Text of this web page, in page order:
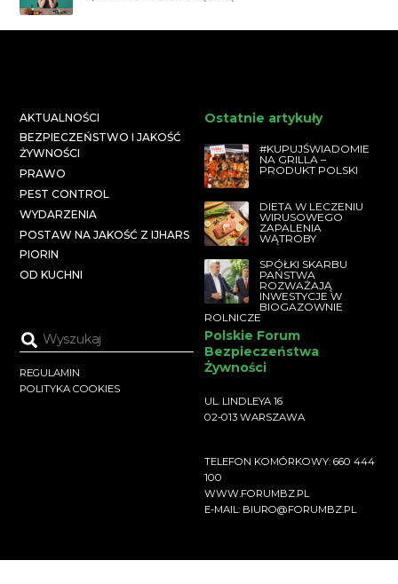
AKTUALNOŚCI
BEZPIECZEŃSTWO I JAKOŚĆ
ŻYWNOŚCI
PRAWO
PEST CONTROL
WYDARZENIA
POSTAW NA JAKOŚĆ Z IJHARS
PIORIN
OD KUCHNI
Ostatnie artykuły
#KUPUJŚWIADOMIE
NA GRILLA –
PRODUKT POLSKI
DIETA W LECZENIU
WIRUSOWEGO
ZAPALENIA
WĄTROBY
SPÓŁKI SKARBU
PAŃSTWA
ROZWAŻAJĄ
INWESTYCJE W
BIOGAZOWNIE
ROLNICZE
REGULAMIN
POLITYKA COOKIES
Polskie Forum
Bezpieczeństwa
Żywności
UL. LINDLEYA 16
02-013 WARSZAWA
TELEFON KOMÓRKOWY: 660 444
100
WWW.FORUMBZ.PL
E-MAIL: BIURO@FORUMBZ.PL